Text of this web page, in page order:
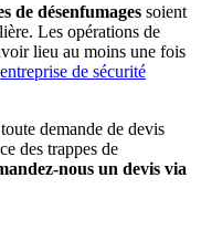
de désenfumages soient
Les opérations de
lieu au moins une fois
entreprise de sécurité
demande de devis
des trappes de
nous un devis via